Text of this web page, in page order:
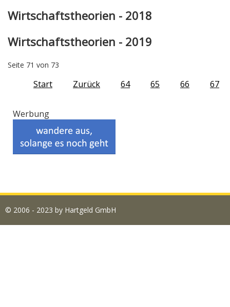
Wirtschaftstheorien - 2018
Wirtschaftstheorien - 2019
Seite 71 von 73
Start Zurück 64 65 66 67
Werbung
© 2006 - 2023 by Hartgeld GmbH